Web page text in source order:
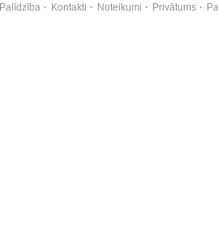
Palīdzība Kontakti Noteikumi Privātums